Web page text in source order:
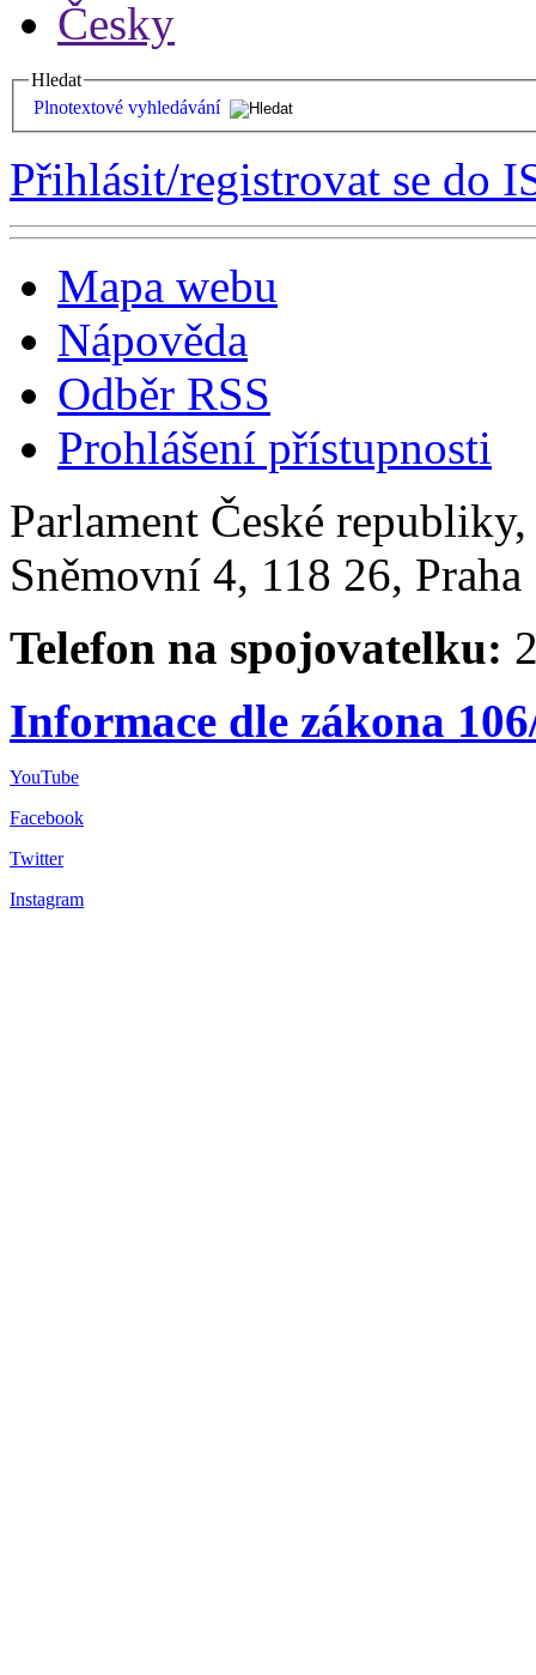
Česky
Hledat
Plnotextové vyhledávání
Přihlásit/registrovat se do
Mapa webu
Nápověda
Odběr RSS
Prohlášení přístupnosti
Parlament České
Sněmovní 4, 118 26,
Telefon na spojovatelku:
Informace dle zákona
YouTube
Facebook
Twitter
Instagram